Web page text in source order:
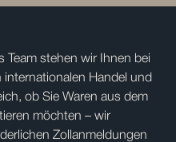
Team stehen wir Ihnen bei
Handel und
ob Sie Waren aus dem
möchten – wir
Zollanmeldungen